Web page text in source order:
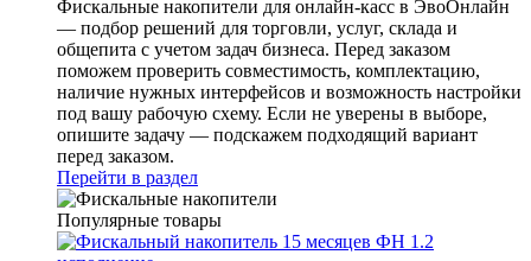
Фискальные накопители для онлайн-касс в ЭвоОнлайн
— подбор решений для торговли, услуг, склада и
общепита с учетом задач бизнеса. Перед заказом
поможем проверить совместимость, комплектацию,
наличие нужных интерфейсов и возможность настройки
под вашу рабочую схему. Если не уверены в выборе,
опишите задачу — подскажем подходящий вариант
перед заказом.
Перейти в раздел
Популярные товары